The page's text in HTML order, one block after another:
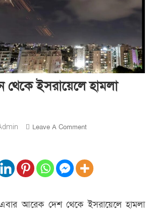
থেকে ইসরায়েলে হামলা
Leave A CommentOn
থেকে
ইসরায়েলে
এবার আরেক দেশ থেকে ইসরায়েলে হামলা